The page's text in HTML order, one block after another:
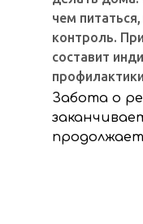
чем
контроль.
составит
Забота о